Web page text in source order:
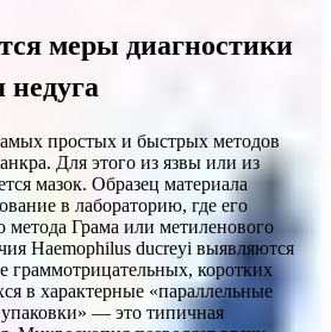
меры диагностики
простых и быстрых методов
Для этого из язвы или из
мазок. Образец материала
в лабораторию, где его
Грама или метиленового
Haemophilus ducreyi выявляются
граммотрицательных, коротких
в характерные «параллельные
— это типичная